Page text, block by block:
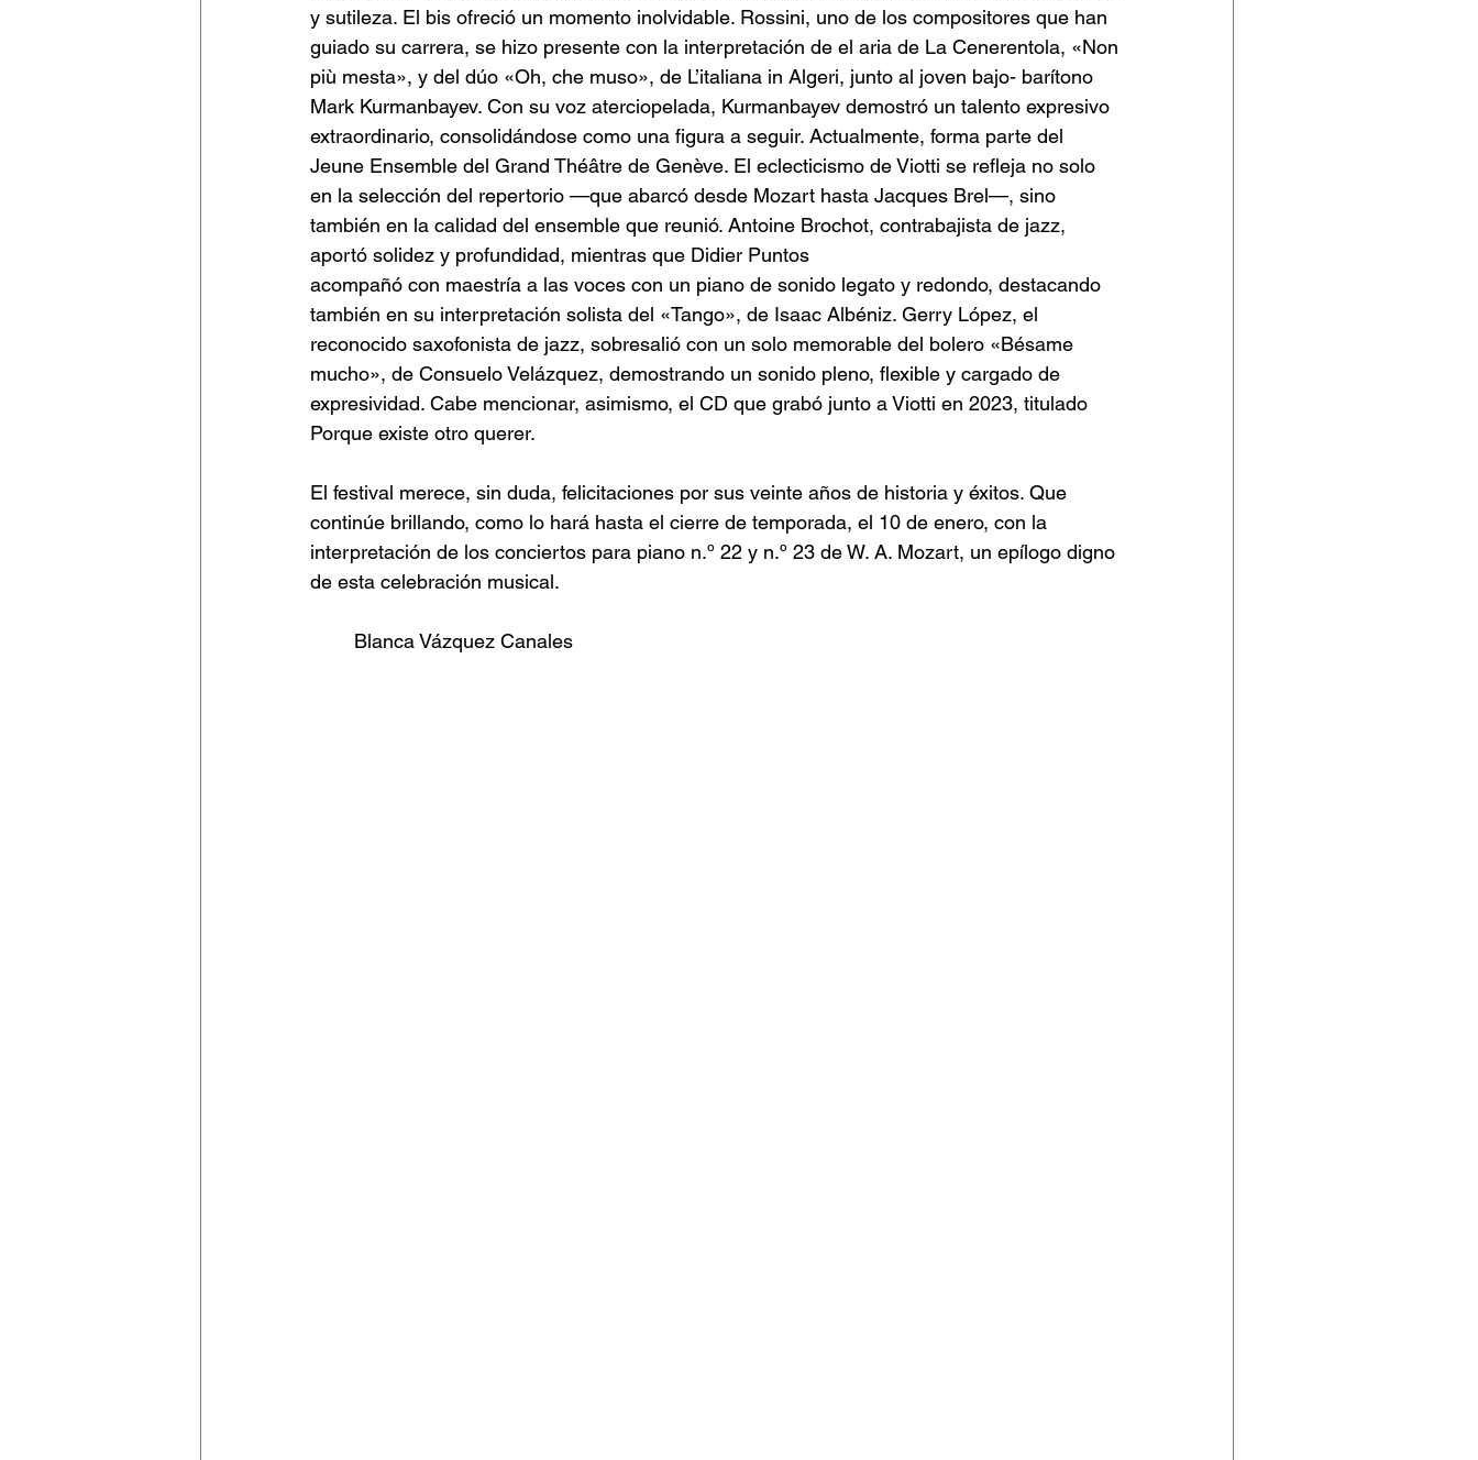
y sutileza. El bis ofreció un momento inolvidable. Rossini, uno de los compositores que han
guiado su carrera, se hizo presente con la interpretación de el aria de La Cenerentola, «Non
più mesta», y del dúo «Oh, che muso», de L’italiana in Algeri, junto al joven bajo- barítono
Mark Kurmanbayev. Con su voz aterciopelada, Kurmanbayev demostró un talento expresivo
extraordinario, consolidándose como una figura a seguir. Actualmente, forma parte del
Jeune Ensemble del Grand Théâtre de Genève. El eclecticismo de Viotti se refleja no solo
en la selección del repertorio —que abarcó desde Mozart hasta Jacques Brel—, sino
también en la calidad del ensemble que reunió. Antoine Brochot, contrabajista de jazz,
aportó solidez y profundidad, mientras que Didier Puntos
acompañó con maestría a las voces con un piano de sonido legato y redondo, destacando
también en su interpretación solista del «Tango», de Isaac Albéniz. Gerry López, el
reconocido saxofonista de jazz, sobresalió con un solo memorable del bolero «Bésame
mucho», de Consuelo Velázquez, demostrando un sonido pleno, flexible y cargado de
expresividad. Cabe mencionar, asimismo, el CD que grabó junto a Viotti en 2023, titulado
Porque existe otro querer.
El festival merece, sin duda, felicitaciones por sus veinte años de historia y éxitos. Que
continúe brillando, como lo hará hasta el cierre de temporada, el 10 de enero, con la
interpretación de los conciertos para piano n.º 22 y n.º 23 de W. A. Mozart, un epílogo digno
de esta celebración musical.
Blanca Vázquez Canales